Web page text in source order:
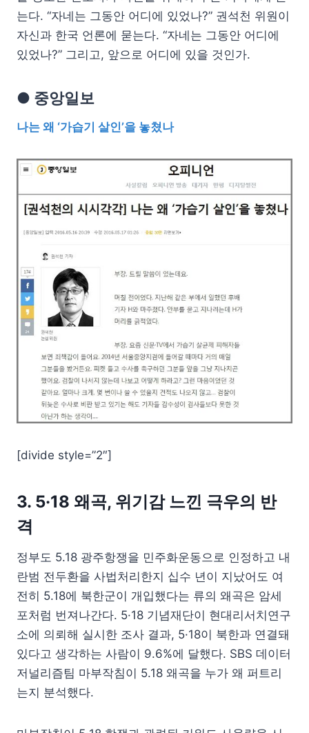
는다. “자네는 그동안 어디에 있었나?” 권석천 위원이
자신과 한국 언론에 묻는다. “자네는 그동안 어디에
있었나?” 그리고, 앞으로 어디에 있을 것인가.
● 중앙일보
나는 왜 ‘가습기 살인’을 놓쳤나
[divide style=”2″]
3. 5·18 왜곡, 위기감 느낀 극우의 반
격
정부도 5.18 광주항쟁을 민주화운동으로 인정하고 내
란범 전두환을 사법처리한지 십수 년이 지났어도 여
전히 5.18에 북한군이 개입했다는 류의 왜곡은 암세
포처럼 번져나간다. 5·18 기념재단이 현대리서치연구
소에 의뢰해 실시한 조사 결과, 5·18이 북한과 연결돼
있다고 생각하는 사람이 9.6%에 달했다. SBS 데이터
저널리즘팀 마부작침이 5.18 왜곡을 누가 왜 퍼트리
는지 분석했다.